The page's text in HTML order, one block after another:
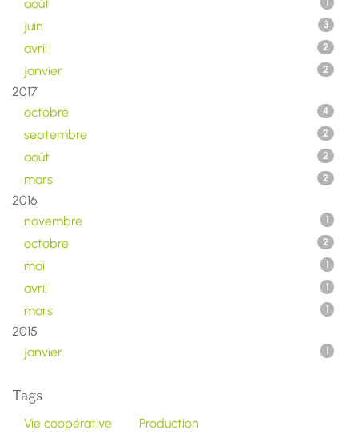
août 1
juin 3
avril 2
janvier 2
2017
octobre
4
septembre 2
août 2
mars 2
2016
novembre
1
octobre 2
mai 1
avril 1
mars 1
2015
janvier
1
Tags
Vie coopérative
Production